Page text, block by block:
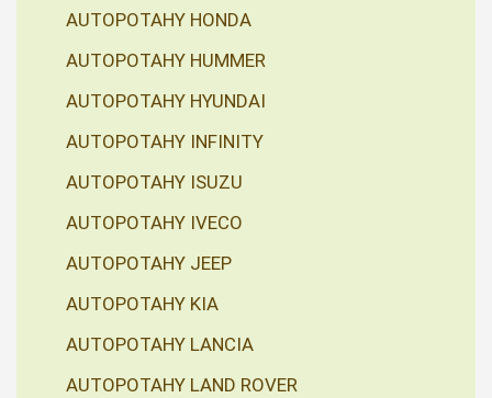
AUTOPOTAHY HONDA
AUTOPOTAHY HUMMER
AUTOPOTAHY HYUNDAI
AUTOPOTAHY INFINITY
AUTOPOTAHY ISUZU
AUTOPOTAHY IVECO
AUTOPOTAHY JEEP
AUTOPOTAHY KIA
AUTOPOTAHY LANCIA
AUTOPOTAHY LAND ROVER